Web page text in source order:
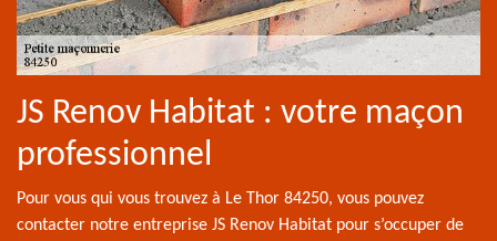
JS Renov Habitat : votre maçon
professionnel
Pour vous qui vous trouvez à Le Thor 84250, vous pouvez
contacter notre entreprise JS Renov Habitat pour s’occuper de